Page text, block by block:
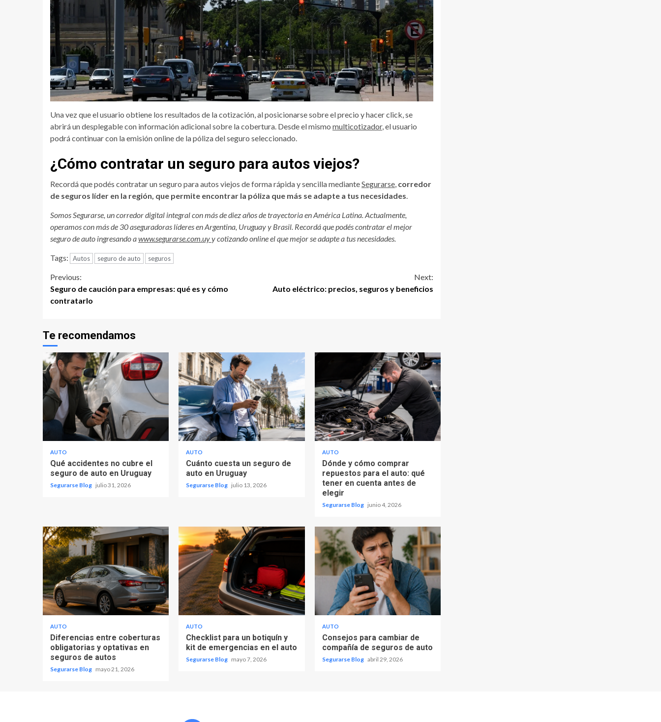
Una vez que el usuario obtiene los resultados de la cotización, al posicionarse sobre el precio y hacer click, se
abrirá un desplegable con información adicional sobre la cobertura. Desde el mismo multicotizador, el usuario
podrá continuar con la emisión online de la póliza del seguro seleccionado.
¿Cómo contratar un seguro para autos viejos?
Recordá que podés contratar un seguro para autos viejos de forma rápida y sencilla medianteSegurarse, corredor
de seguros líder en la región, que permite encontrar la póliza que más se adapte a tus necesidades.
Somos Segurarse, un corredor digital integral con más de diez años de trayectoria en América Latina. Actualmente,
operamos con más de 30 aseguradoras líderes en Argentina, Uruguay y Brasil. Recordá que podés contratar el mejor
seguro de auto ingresando awww.segurarse.com.uyy cotizando online el que mejor se adapte a tus necesidades.
Tags: Autos seguro de auto seguros
Continue
Reading
Previous:
Seguro de caución para empresas: qué es y cómo
contratarlo
Next:
Auto eléctrico: precios, seguros y beneficios
Te recomendamos
AUTO
Qué accidentes no cubre el
seguro de auto en Uruguay
Segurarse Blog julio 31, 2026
AUTO
Cuánto cuesta un seguro de
auto en Uruguay
Segurarse Blog julio 13, 2026
AUTO
Dónde y cómo comprar
repuestos para el auto: qué
tener en cuenta antes de
elegir
Segurarse Blog junio 4, 2026
AUTO
Diferencias entre coberturas
obligatorias y optativas en
seguros de autos
Segurarse Blog mayo 21, 2026
AUTO
Checklist para un botiquín y
kit de emergencias en el auto
Segurarse Blog mayo 7, 2026
AUTO
Consejos para cambiar de
compañía de seguros de auto
Segurarse Blog abril 29, 2026